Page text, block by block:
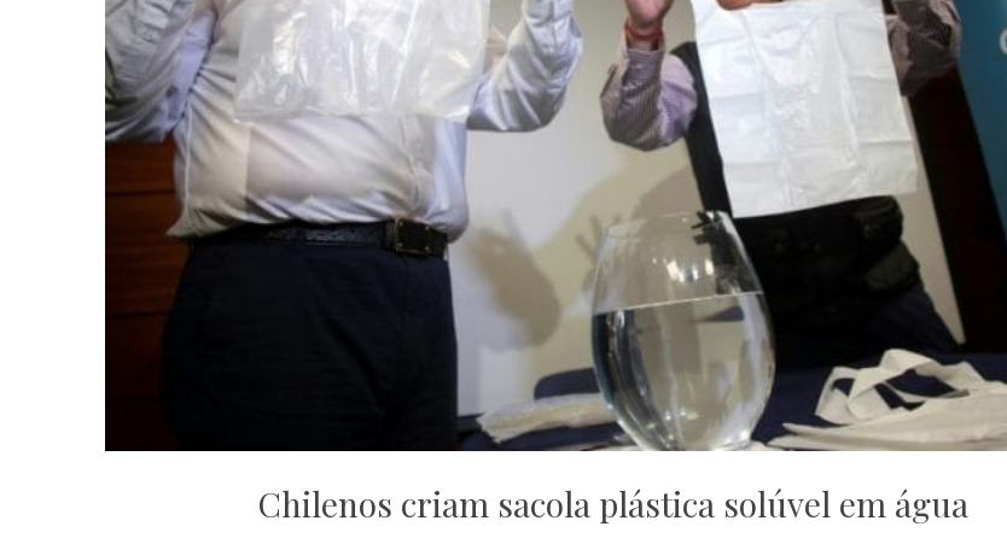
Chilenos criam sacola plástica solúvel em água